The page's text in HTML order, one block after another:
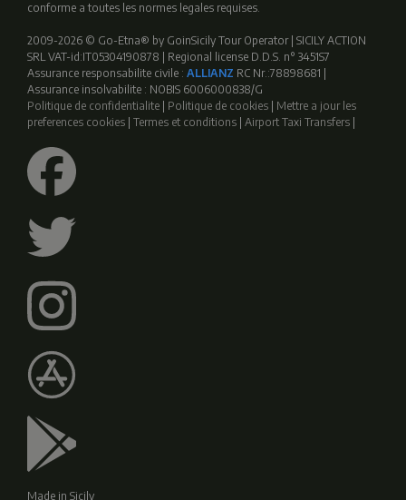
conforme a toutes les normes legales requises.
2009-2026 © Go-Etna® by GoinSicily Tour Operator | SICILY ACTION
SRL VAT-id:IT05304190878 | Regional license D.D.S. n° 3451S7
Assurance responsabilite civile : ALLIANZ RC Nr.:78898681 |
Assurance insolvabilite : NOBIS 6006000838/G
Politique de confidentialite
Politique de cookies
Mettre a jour les
preferences cookies Termes et conditions Airport Taxi Transfers
Made in Sicily